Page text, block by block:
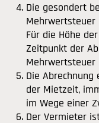
Die gesondert
Für die Höhe
Zeitpunkt der
Mehrwertsteuer
Die
der Mietzeit,
im Wege einer
Der Vermieter